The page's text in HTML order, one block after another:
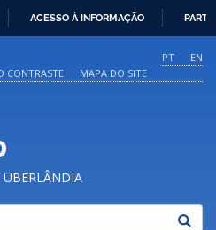
O
CONTEÚDO
ACESSO À INFORMAÇÃO
PT
EN
CONTRASTE MAPA DO SITE
UBERLÂNDIA